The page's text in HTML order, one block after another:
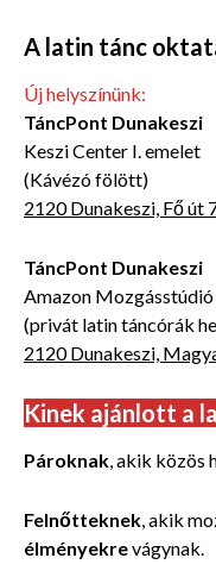
A latin tánc
Új helyszínünk:
TáncPont Dunakeszi
Keszi Center I. emelet
(Kávézó fölött)
2120 Dunakeszi, Fő út
TáncPont Dunakeszi
Amazon Mozgásstúdió
(privát latin táncórák
2120 Dunakeszi,
Kinek ajánlott a
Pároknak, akik közös
Felnőtteknek, akik
élményekrevágynak.